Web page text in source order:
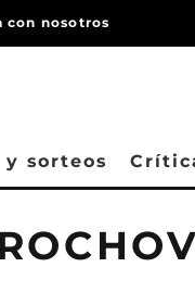
con nosotros
y sorteos